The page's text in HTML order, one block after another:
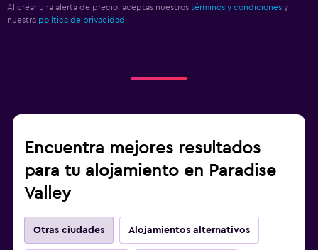
Al crear una alerta de precio, aceptas nuestros términos y condiciones y
nuestra política de privacidad.
Encuentra mejores resultados
para tu alojamiento en Paradise
Valley
Otras ciudades Alojamientos alternativos